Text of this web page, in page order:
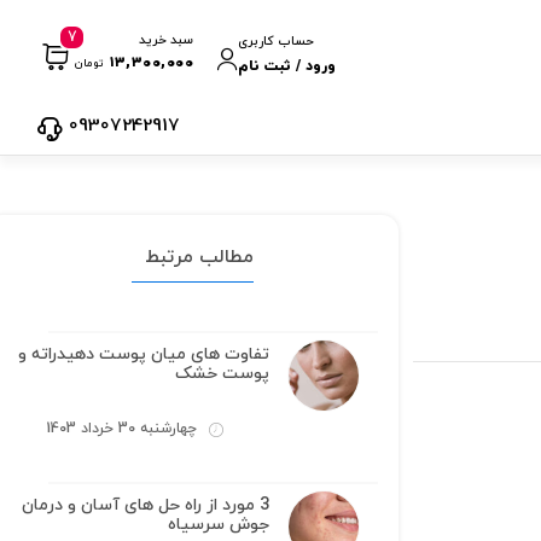
حساب کاربری
ورود / ثبت نام
سبد خرید
۱۳,۳۰۰,۰۰۰ تومان
7
09307242917
مطالب مرتبط
تفاوت های میان پوست دهیدراته و
پوست خشک
چهارشنبه 30 خرداد 1403
3 مورد از راه حل های آسان و درمان
جوش سرسیاه